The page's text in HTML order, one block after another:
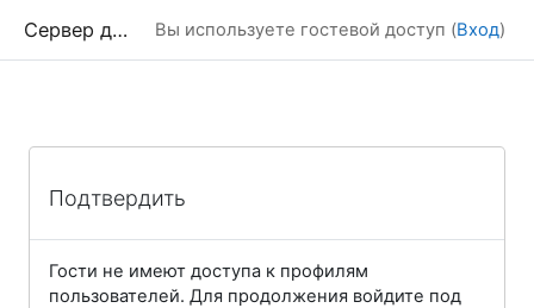
Сервер дистанционного обучения Химического факультета МГУ Вы используете гостевой доступ (Вход)
Подтвердить
Гости не имеют доступа к профилям
пользователей. Для продолжения войдите под